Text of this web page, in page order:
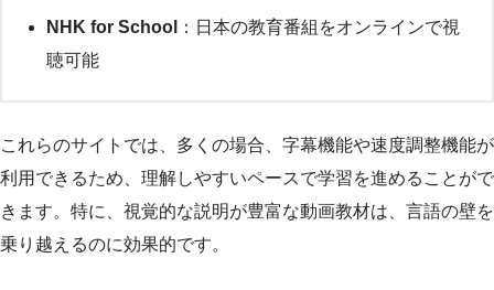
NHK for School
：日本の教育番組をオンラインで視
聴可能
これらのサイトでは、多くの場合、字幕機能や速度調整機能が
利用できるため、理解しやすいペースで学習を進めることがで
きます。特に、視覚的な説明が豊富な動画教材は、言語の壁を
乗り越えるのに効果的です。